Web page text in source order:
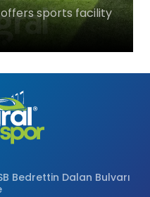
sports facility
Bedrettin Dalan Bulvarı